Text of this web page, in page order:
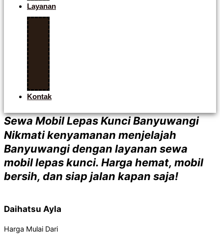
Layanan
Trip
Banyuwangi
Wisata
Banyuwangi
Kontak
Sewa Mobil Lepas Kunci Banyuwangi
Nikmati kenyamanan menjelajah
Banyuwangi dengan layanan sewa
mobil lepas kunci. Harga hemat, mobil
bersih, dan siap jalan kapan saja!
Daihatsu Ayla
Harga Mulai Dari